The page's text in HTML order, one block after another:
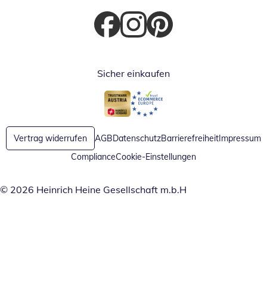
Öffnet in neuem Fenster
Öffnet in neuem Fenster
Öffnet in neuem Fenster
Sicher einkaufen
Öffnet in neuem Fenster
Öffnet in neuem Fenster
Vertrag widerrufen AGBDatenschutzBarrierefreiheitImpressum
ComplianceCookie-Einstellungen
© 2026 Heinrich Heine Gesellschaft m.b.H